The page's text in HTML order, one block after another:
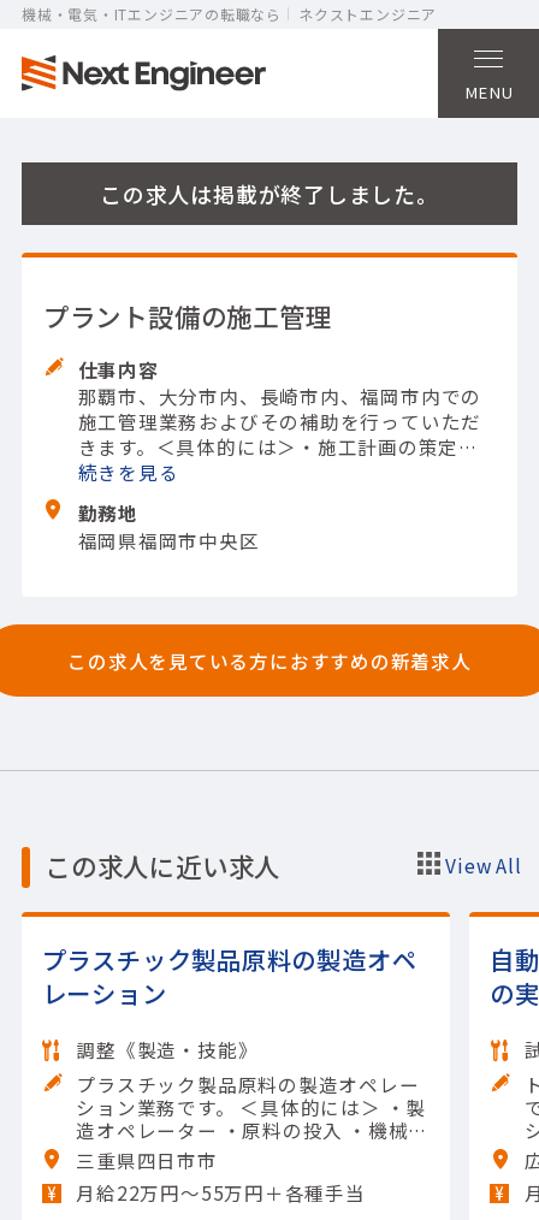
機械・電気・ITエンジニアの転職なら ネクストエンジニア
MENU
この求人は掲載が終了しました。
プラント設備の施工管理
仕事内容
那覇市、大分市内、長崎市内、福岡市内での
施工管理業務およびその補助を行っていただ
きます。 ＜具体的には＞ ・施工計画の策定と
実施・現場作業の進捗管理
のチェックと報告
プラント設備 【使用ツール】AutoCAD
続きを
勤務地
福岡県福岡市中央区
この求人を見ている方におすすめの新着求人
この求人に近い求人 View All
プラスチック製品原料の製造オペ
レーション
調整《製造・技能》
プラスチック製品原料の製造オペレー
ション業務です。 ＜具体的には＞ ・製
造オペレーター ・原料の投入 ・機械の
操作や清掃 ・メンテナンスなど 【担当
製品】(素材・素材加工品)石油化学製
品 【使用ツール】他 一般工具; Excel
三重県四日市市
月給22万円〜55万円＋各種手当
自
の
です